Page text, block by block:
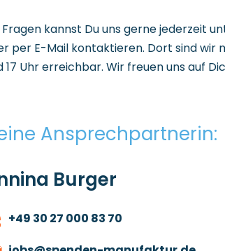
Fragen kannst Du uns gerne jederzeit
per E-Mail kontaktieren. Dort sind wir
17 Uhr erreichbar. Wir freuen uns auf
Ansprechpartnerin:
Burger
+49 30 27 000 83 70